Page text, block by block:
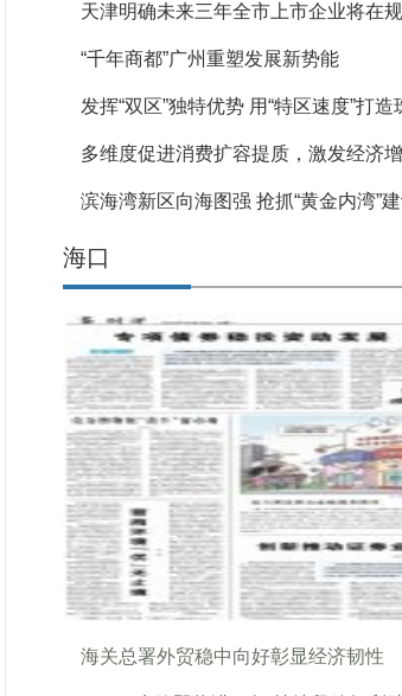
天津明确未来三年全市上市企业将在
“千年商都”广州重塑发展新势能
发挥“双区”独特优势 用“特区速度”打造
多维度促进消费扩容提质，激发经济
滨海湾新区向海图强 抢抓“黄金内湾”
海口
海关总署外贸稳中向好彰显经济韧性